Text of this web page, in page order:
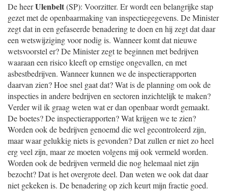
De heerUlenbelt(SP): Voorzitter. Er wordt een belangrijke stap
gezet met de openbaarmaking van inspectiegegevens. De Minister
zegt dat in een gefaseerde benadering te doen en hij zegt dat daar
een wetswijziging voor nodig is. Wanneer komt dat nieuwe
wetsvoorstel er? De Minister zegt te beginnen met bedrijven
waaraan een risico kleeft op ernstige ongevallen, en met
asbestbedrijven. Wanneer kunnen we de inspectierapporten
daarvan zien? Hoe snel gaat dat? Wat is de planning om ook de
inspecties in andere bedrijven en sectoren inzichtelijk te maken?
Verder wil ik graag weten wat er dan openbaar wordt gemaakt.
De boetes? De inspectierapporten? Wat krijgen we te zien?
Worden ook de bedrijven genoemd die wel gecontroleerd zijn,
maar waar gelukkig niets is gevonden? Dat zullen er niet zo heel
erg veel zijn, maar ze moeten volgens mij ook vermeld worden.
Worden ook de bedrijven vermeld die nog helemaal niet zijn
bezocht? Dat is het overgrote deel. Dan weten we ook dat daar
niet gekeken is. De benadering op zich keurt mijn fractie goed.